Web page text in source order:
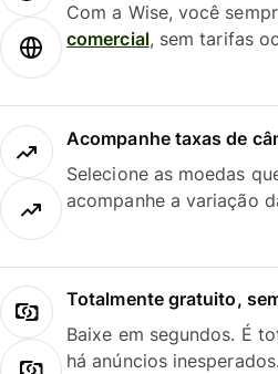
Com a Wise, você
comercial, sem tarifas
Acompanhe taxas de
Selecione as moedas
acompanhe a variação
Totalmente gratuito,
Baixe em segundos. É
há anúncios inesperados.